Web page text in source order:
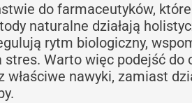
do farmaceutyków,
naturalne działają
rytm biologiczny,
stres. Warto więc podejść
właściwe nawyki, zamiast